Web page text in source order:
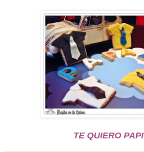
TE QUIERO PAPI